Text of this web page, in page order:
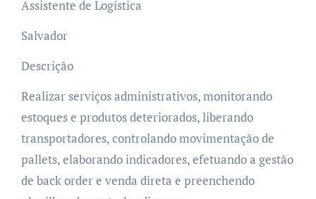
Assistente de Logística
Salvador
Descrição
Realizar serviços administrativos, monitorando
estoques e produtos deteriorados, liberando
transportadores, controlando movimentação de
pallets, elaborando indicadores, efetuando a gestão
de back order e venda direta e preenchendo